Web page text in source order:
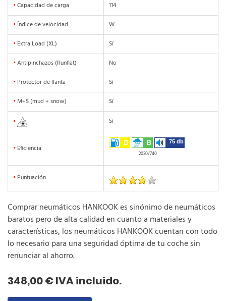
•Capacidad de carga
114
• Índice de velocidad
W
• Extra Load (XL)
Sí
•Antipinchazos (Runflat)
No
• Protector de llanta
Sí
• M+S (mud + snow) Sí
• Sí
• Eficiencia
D B 75 db
2020/740
• Puntuación
Comprar neumáticos HANKOOK es sinónimo de neumáticos
baratos pero de alta calidad en cuanto a materiales y
características, los neumáticos HANKOOK cuentan con todo
lo necesario para una seguridad óptima de tu coche sin
renunciar al ahorro.
348,00 € IVA incluido.